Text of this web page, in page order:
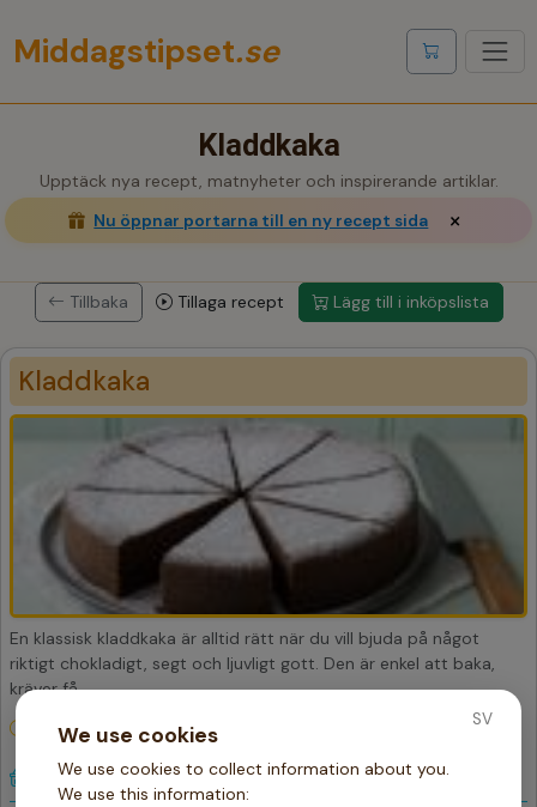
Middagstipset.se Visa
Kladdkaka
Upptäck nya recept, matnyheter och inspirerande artiklar.
Nu öppnar portarna till en ny recept sida
×
Tillbaka Tillaga recept Lägg till i inköpslista
Kladdkaka
En klassisk kladdkaka är alltid rätt när du vill bjuda på något
riktigt chokladigt, segt och ljuvligt gott. Den är enkel att baka,
kräver få
40 min
- +
Ingredienser
SV
We use cookies
We use cookies to collect information about you.
We use this information: